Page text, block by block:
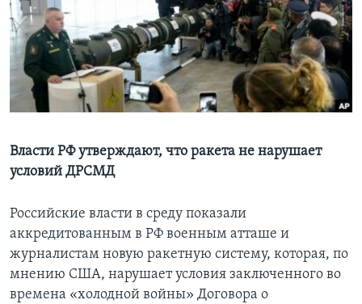
Learning English
СОЦИАЛЬНЫЕ СЕТИ
Языки
Власти РФ утверждают, что ракета не нарушает
условий ДРСМД
Российские власти в среду показали
аккредитованным в РФ военным атташе и
журналистам новую ракетную систему, которая, по
мнению США, нарушает условия заключенного во
времена «холодной войны» Договора о